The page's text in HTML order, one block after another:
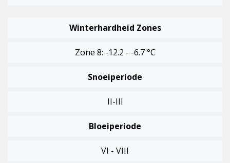
Winterhardheid Zones
Zone 8: -12.2 - -6.7 °C
Snoeiperiode
II-III
Bloeiperiode
VI - VIII